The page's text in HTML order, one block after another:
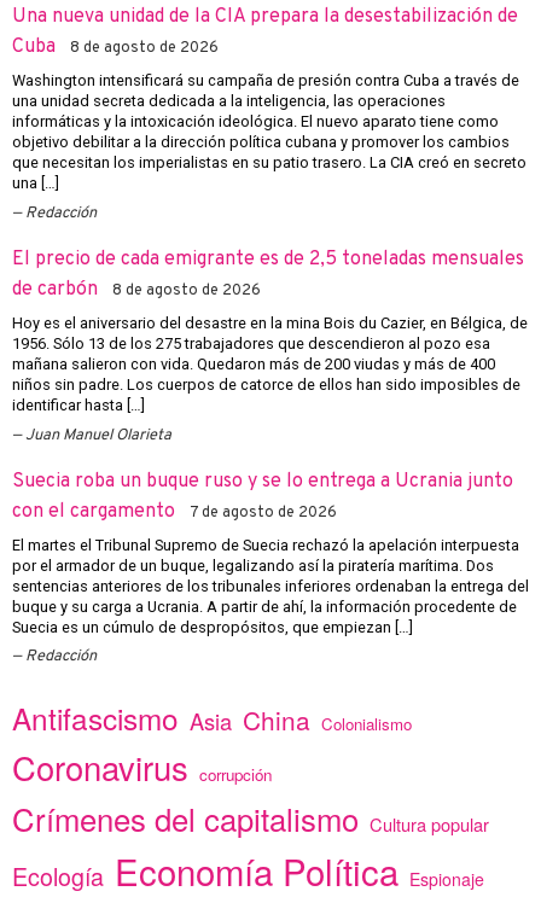
Una nueva unidad de la CIA prepara la desestabilización de
Cuba
8 de agosto de 2026
Washington intensificará su campaña de presión contra Cuba a través de
una unidad secreta dedicada a la inteligencia, las operaciones
informáticas y la intoxicación ideológica. El nuevo aparato tiene como
objetivo debilitar a la dirección política cubana y promover los cambios
que necesitan los imperialistas en su patio trasero. La CIA creó en secreto
una […]
Redacción
El precio de cada emigrante es de 2,5 toneladas mensuales
de carbón
8 de agosto de 2026
Hoy es el aniversario del desastre en la mina Bois du Cazier, en Bélgica, de
1956. Sólo 13 de los 275 trabajadores que descendieron al pozo esa
mañana salieron con vida. Quedaron más de 200 viudas y más de 400
niños sin padre. Los cuerpos de catorce de ellos han sido imposibles de
identificar hasta […]
Juan Manuel Olarieta
Suecia roba un buque ruso y se lo entrega a Ucrania junto
con el cargamento
7 de agosto de 2026
El martes el Tribunal Supremo de Suecia rechazó la apelación interpuesta
por el armador de un buque, legalizando así la piratería marítima. Dos
sentencias anteriores de los tribunales inferiores ordenaban la entrega del
buque y su carga a Ucrania. A partir de ahí, la información procedente de
Suecia es un cúmulo de despropósitos, que empiezan […]
Redacción
Antifascismo Asia China Colonialismo
Coronavirus corrupción
Crímenes del capitalismo Cultura popular
Ecología Economía Política Espionaje